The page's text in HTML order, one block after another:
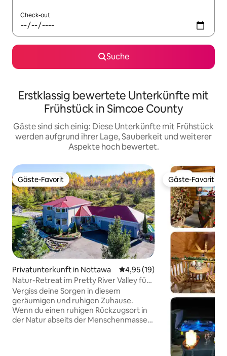
Check-out
Suche
Erstklassig bewertete Unterkünfte mit
Frühstück in Simcoe County
Gäste sind sich einig: Diese Unterkünfte mit Frühstück
werden aufgrund ihrer Lage, Sauberkeit und weiterer
Aspekte hoch bewertet.
Gäste-Favorit
Gäste-Favorit
Privatunterkunft in Nottawa Durchschnittliche Bewertung:
4,95 (19)
Natur-Retreat im Pretty River Valley für
6
Vergiss deine Sorgen in diesem
geräumigen und ruhigen Zuhause.
Wenn du einen ruhigen Rückzugsort in
der Natur abseits der Menschenmassen
Gäste-Favorit
Gäste-Favorit